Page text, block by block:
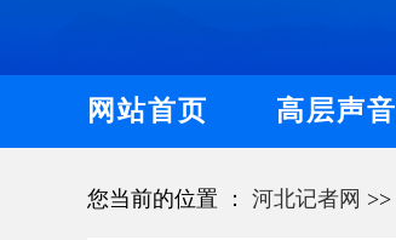
网站首页 高层声音
您当前的位置 ： 河北记者网 >>